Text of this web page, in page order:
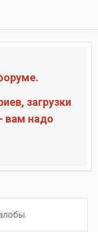
загрузки
вам надо